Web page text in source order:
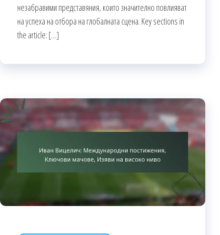
незабравими представяния, които значително повлияват
на успеха на отбора на глобалната сцена. Key sections in
the article: […]